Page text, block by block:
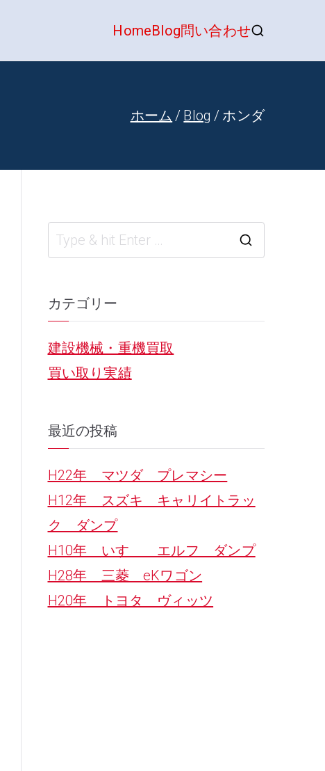
HomeBlog問い合わせ
ホーム Blog ホンダ
r
r
カテゴリー
建設機械・重機買取
買い取り実績
最近の投稿
H22年 マツダ プレマシー
H12年 スズキ キャリイトラッ
ク ダンプ
H10年 いすゞ エルフ ダンプ
H28年 三菱 eKワゴン
H20年 トヨタ ヴィッツ